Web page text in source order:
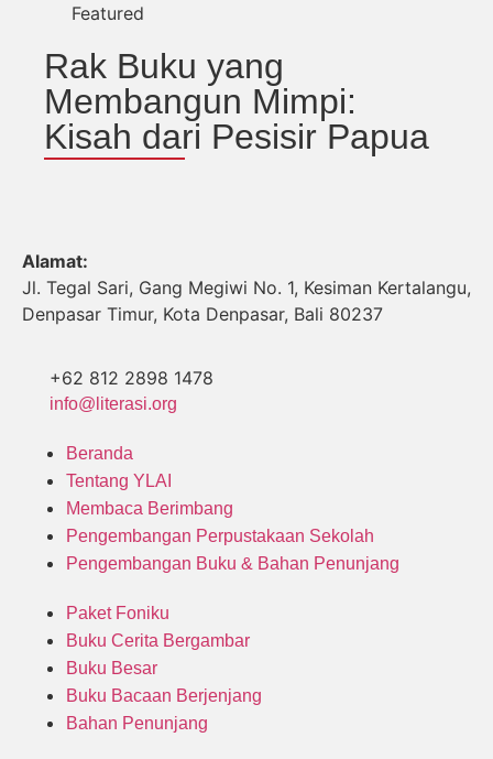
Featured
Rak Buku yang
Membangun Mimpi:
Kisah dari Pesisir Papua
Alamat:
Jl. Tegal Sari, Gang Megiwi No. 1, Kesiman Kertalangu,
Denpasar Timur, Kota Denpasar, Bali 80237
+62 812 2898 1478
info@literasi.org
Beranda
Tentang YLAI
Membaca Berimbang
Pengembangan Perpustakaan Sekolah
Pengembangan Buku & Bahan Penunjang
Paket Foniku
Buku Cerita Bergambar
Buku Besar
Buku Bacaan Berjenjang
Bahan Penunjang